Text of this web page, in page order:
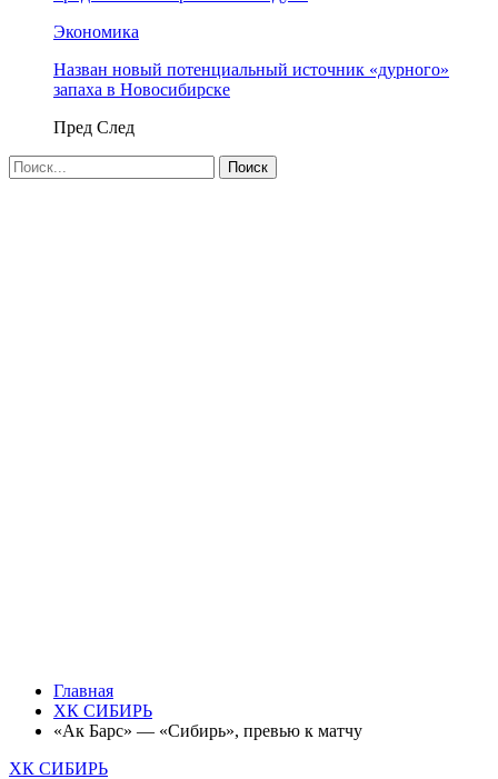
Экономика
Назван новый потенциальный источник «дурного»
запаха в Новосибирске
Пред След
Главная
ХК СИБИРЬ
«Ак Барс» — «Сибирь», превью к матчу
ХК СИБИРЬ